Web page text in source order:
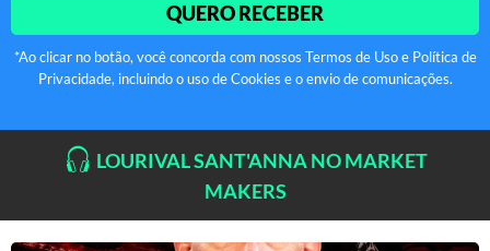
QUERO RECEBER
*Ao clicar no botão, você concorda com nossos Termos de Uso e Política de
Privacidade, incluindo o uso de Cookies e o envio de comunicações.
LOURIVAL SANT'ANNA NO MARKET
MAKERS